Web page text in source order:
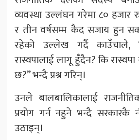
व्यवस्था उल्लंघन गरेमा ८० हजार
र तीन वर्षसम्म कैद सजाय हुन
रहेको उल्लेख गर्दै काउँचाले,
रास्वपालाई लागू हुँदैन? कि रास्वपा
छ?” भन्दै प्रश्न गरिन्।
उनले बालबालिकालाई
प्रयोग गर्न नहुने भन्दै सरकारकै
उठाइन्।